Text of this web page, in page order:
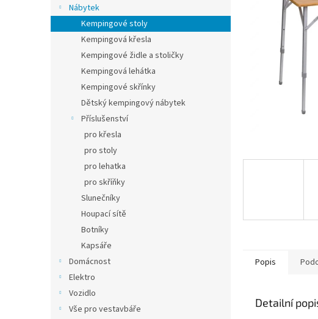
a
Nábytek
Kempingové stoly
Kempingová křesla
Kempingové židle a stoličky
Kempingová lehátka
Kempingové skřínky
Dětský kempingový nábytek
Příslušenství
pro křesla
pro stoly
pro lehatka
pro skříňky
Slunečníky
Houpací sítě
Botníky
Kapsáře
Domácnost
Elektro
Vozidlo
Vše pro vestavbáře
hvězdiček.
Popis
Detailní